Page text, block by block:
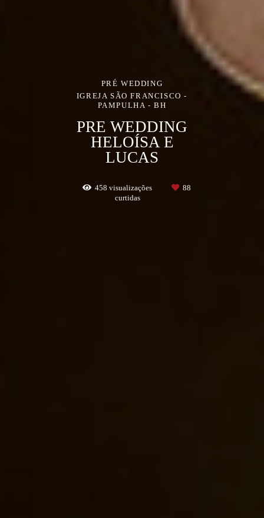
PRÉ WEDDING
IGREJA SÃO FRANCISCO -
PAMPULHA - BH
PRE WEDDING
HELOÍSA E
LUCAS
458 visualizações
88
curtidas